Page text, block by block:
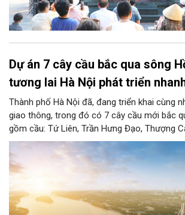
Dự án 7 cây cầu bắc qua sông
tương lai Hà Nội phát triển
Thành phố Hà Nội đã, đang triển khai cùng
giao thông, trong đó có 7 cây cầu mới bắc
gồm cầu: Tứ Liên, Trần Hưng Đạo, Thượng
Hà, Mễ Sở và Vân Phúc. 7 cây cầu này vừa
giao thông Thủ đô, vừa thể hiện tầm nhìn
cách mạng không gian để định hình tương
vững Thủ đô trong kỷ nguyên mới.